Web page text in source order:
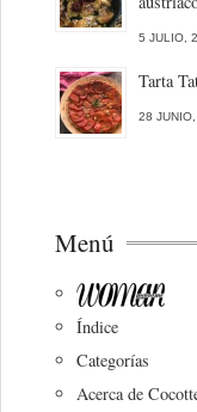
5 JULIO,
Tarta
28
Menú
Índice
Categorías
Acerca de